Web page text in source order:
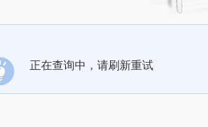
正在查询中，请刷新重试